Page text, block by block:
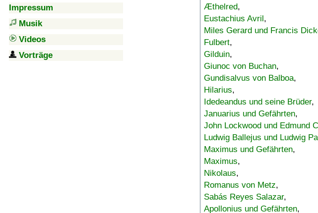
Impressum
Musik
Videos
Vorträge
Æthelred,
Eustachius Avril,
Miles Gerard und Francis
Fulbert,
Gilduin,
Giunoc von Buchan,
Gundisalvus von Balboa,
Hilarius,
Idedeandus und seine Brüder,
Januarius und Gefährten,
John Lockwood und Edmund
Ludwig Ballejus und Ludwig
Maximus und Gefährten,
Maximus,
Nikolaus,
Romanus von Metz,
Sabás Reyes Salazar,
Apollonius und Gefährten,